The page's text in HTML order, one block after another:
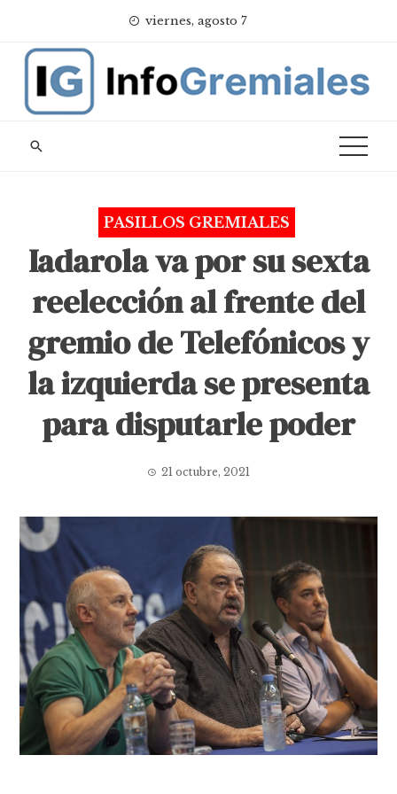
content
viernes, agosto 7
PASILLOS GREMIALES
Iadarola va por su sexta
reelección al frente del
gremio de Telefónicos y
la izquierda se presenta
para disputarle poder
21 octubre, 2021